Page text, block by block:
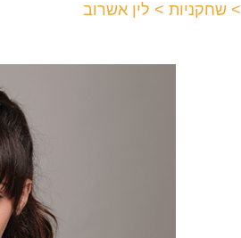
>שחקניות > לין אשרוב